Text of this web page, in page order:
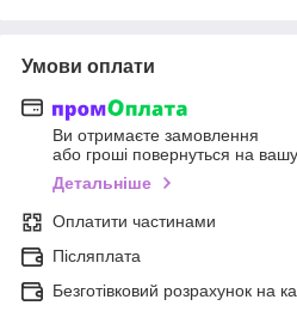
Умови оплати
Ви отримаєте замовлення
або гроші повернуться на
Детальніше
Оплатити частинами
Післяплата
Безготівковий розрахунок на